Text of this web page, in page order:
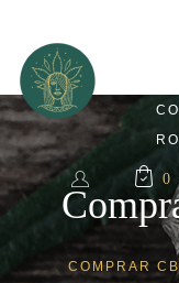
Flores CBD
Flores CBD
Flores CBD
Flores CBD
Aceite CBD
Aceite CBD
Aceite CBD
Crema CBD
Crema CBD
0
COMPRAR